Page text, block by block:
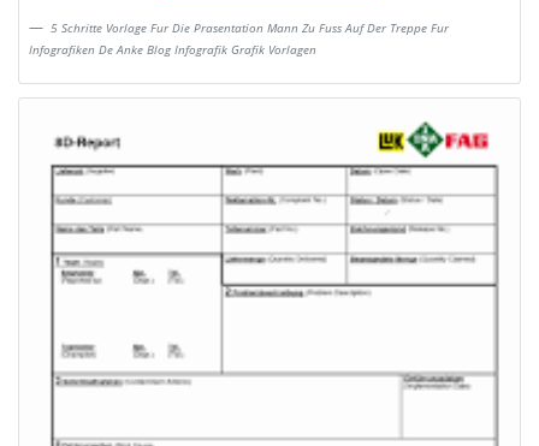
5 Schritte Vorlage Fur Die Prasentation Mann Zu Fuss Auf Der Treppe Fur
Infografiken De Anke Blog Infografik Grafik Vorlagen